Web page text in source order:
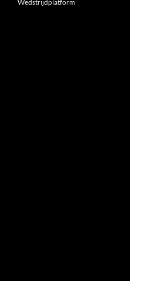
Wedstrijdplatform